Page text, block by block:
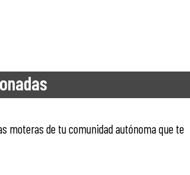
moteras de tu comunidad autónoma que te